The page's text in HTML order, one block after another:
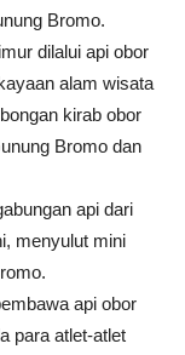
Bromo.
dilalui api obor
alam wisata
kirab obor
Bromo dan
api dari
menyulut mini
api obor
para atlet-atlet